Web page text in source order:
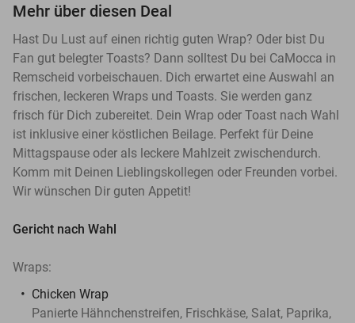
Mehr über diesen Deal
Hast Du Lust auf einen richtig guten Wrap? Oder bist Du
Fan gut belegter Toasts? Dann solltest Du bei CaMocca in
Remscheid vorbeischauen. Dich erwartet eine Auswahl an
frischen, leckeren Wraps und Toasts. Sie werden ganz
frisch für Dich zubereitet. Dein Wrap oder Toast nach Wahl
ist inklusive einer köstlichen Beilage. Perfekt für Deine
Mittagspause oder als leckere Mahlzeit zwischendurch.
Komm mit Deinen Lieblingskollegen oder Freunden vorbei.
Wir wünschen Dir guten Appetit!
Gericht nach Wahl
Wraps:
Chicken Wrap
Panierte Hähnchenstreifen, Frischkäse, Salat, Paprika,